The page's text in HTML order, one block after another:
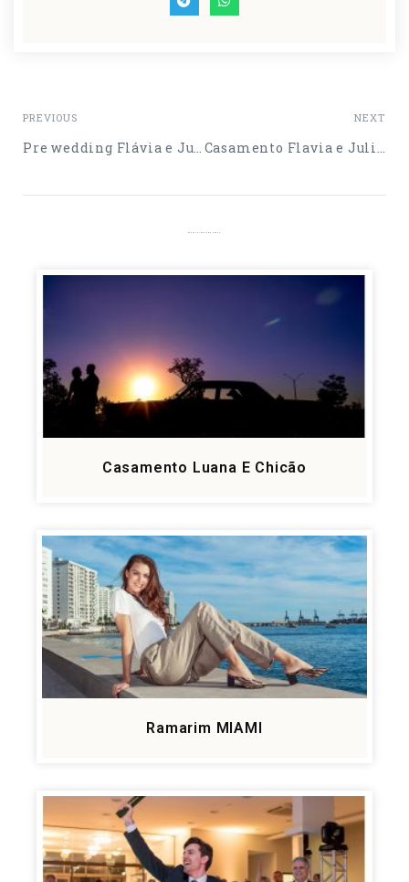
PREVIOUS
Pre wedding Flávia e Juliano
NEXT
Casamento Flavia e Juliano
Casamento Luana E Chicão
Ramarim MIAMI